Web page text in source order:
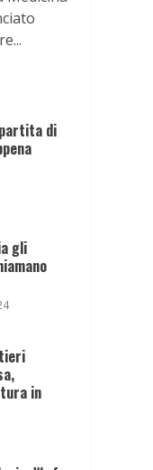
di
gli
in